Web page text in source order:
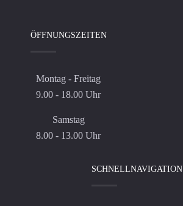
ÖFFNUNGSZEITEN
Montag - Freitag
9.00 - 18.00 Uhr
Samstag
8.00 - 13.00 Uhr
SCHNELLNAVIGATION